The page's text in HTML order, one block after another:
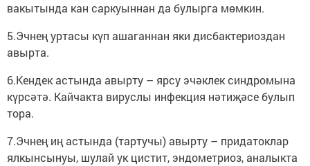
вакытында кан саркуыннан да булырга мөмкин.
5.Эчнең уртасы күп ашаганнан яки дисбактериоздан
авырта.
6.Кендек астында авырту – ярсу эчәклек синдромына
күрсәтә. Кайчакта вируслы инфекция нәтиҗәсе булып
тора.
7.Эчнең иң астында (тартучы) авырту – придаток­лар
ялкынсынуы, шулай ук цистит, эндометриоз, аналыкта